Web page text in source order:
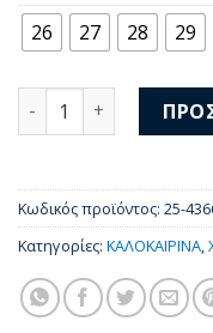
46,00
26 27 28 29
Mayoral Sneakers
Κωδικός προϊόντος: 25-
Κατηγορίες: ΚΑΛΟΚΑΙΡΙΝΑ